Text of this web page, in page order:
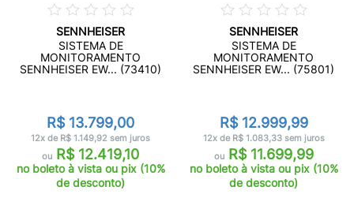
SENNHEISER
SISTEMA DE
MONITORAMENTO
SENNHEISER EW... (73410)
R$ 13.799,00
12x de R$ 1.149,92 sem juros
ou R$ 12.419,10
no boleto à vista ou pix (10%
de desconto)
SENNHEISER
SISTEMA DE
MONITORAMENTO
SENNHEISER EW... (75801)
R$ 12.999,99
12x de R$ 1.083,33 sem juros
ouR$ 11.699,99
no boleto à vista ou pix (10%
de desconto)